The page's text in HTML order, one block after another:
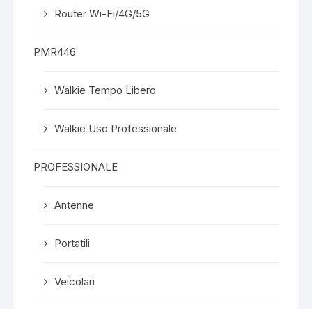
Router Wi-Fi/4G/5G
PMR446
Walkie Tempo Libero
Walkie Uso Professionale
PROFESSIONALE
Antenne
Portatili
Veicolari